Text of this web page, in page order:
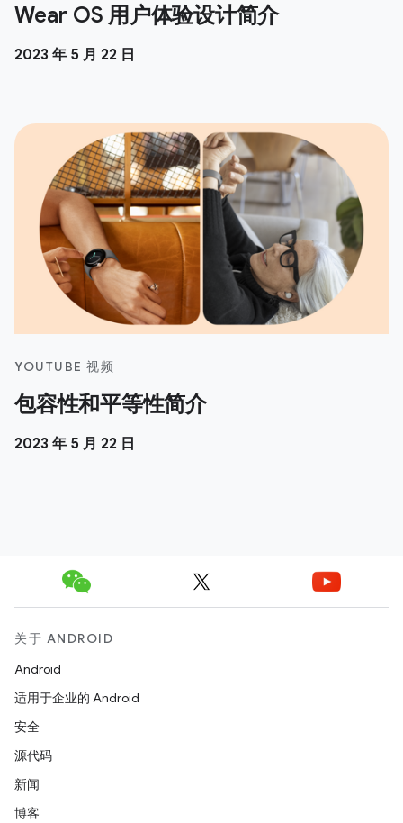
Wear OS 用户体验设计简介
2023 年 5 月 22 日
YOUTUBE 视频
包容性和平等性简介
2023 年 5 月 22 日
关于 ANDROID
Android
适用于企业的 Android
安全
源代码
新闻
博客